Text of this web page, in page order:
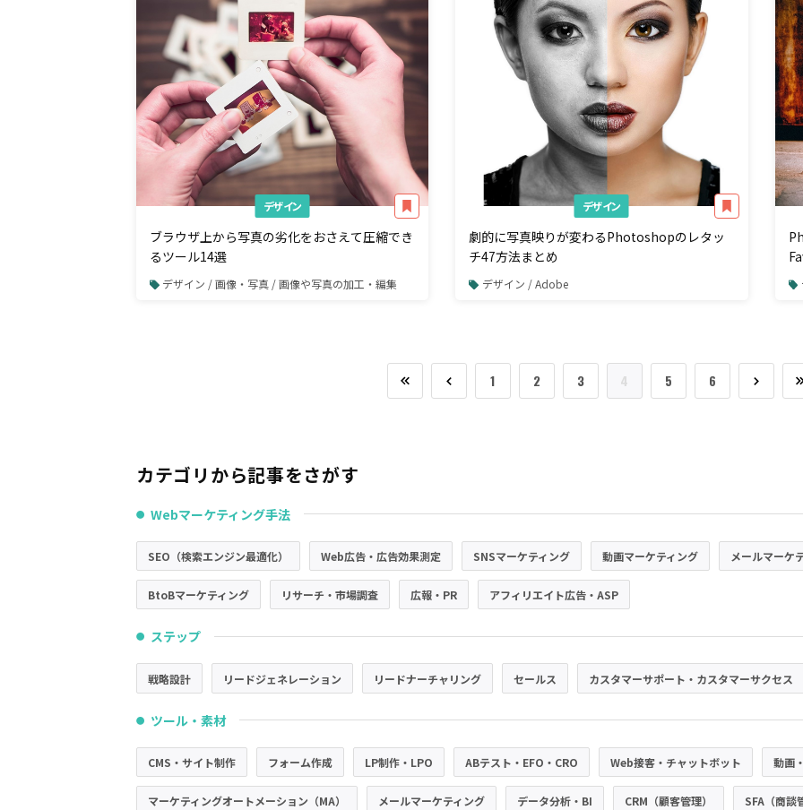
デザイン
ブラウザ上から写真の劣化をおさえて圧縮でき
るツール14選
デザイン / 画像・写真 / 画像や写真の加工・編集
デザイン
劇的に写真映りが変わるPhotoshopのレタッ
チ47方法まとめ
デザイン / Adobe
1 2 3 4 5 6
カテゴリから記事をさがす
● Webマーケティング手法
SEO（検索エンジン最適化） Web広告・広告効果測定 SNSマーケティング 動画マーケティング メールマーケ
BtoBマーケティング リサーチ・市場調査 広報・PR アフィリエイト広告・ASP
● ステップ
戦略設計 リードジェネレーション リードナーチャリング セールス カスタマーサポート・カスタマーサクセス
● ツール・素材
CMS・サイト制作 フォーム作成 LP制作・LPO ABテスト・EFO・CRO Web接客・チャットボット 動画
マーケティングオートメーション（MA） メールマーケティング データ分析・BI CRM（顧客管理） SFA（商談